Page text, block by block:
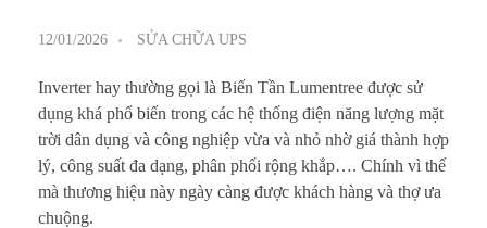
12/01/2026 SỬA CHỮA UPS
Inverter hay thường gọi là Biến Tần Lumentree được sử
dụng khá phổ biến trong các hệ thống điện năng lượng mặt
trời dân dụng và công nghiệp vừa và nhỏ nhờ giá thành hợp
lý, công suất đa dạng, phân phối rộng khắp…. Chính vì thế
mà thương hiệu này ngày càng được khách hàng và thợ ưa
chuộng.